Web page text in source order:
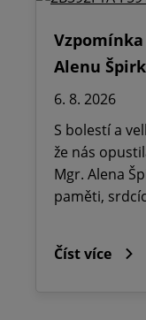
Alenu
6. 8. 2026
S bolestí a
že nás
Mgr. Alena
paměti,
Číst více